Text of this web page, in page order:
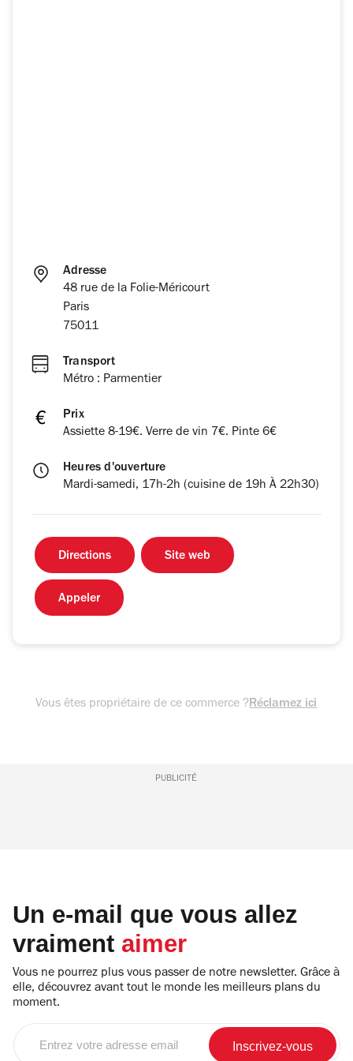
Adresse
48 rue de la Folie-Méricourt
Paris
75011
Transport
Métro : Parmentier
Prix
Assiette 8-19€. Verre de vin 7€. Pinte 6€
Heures d'ouverture
Mardi-samedi, 17h-2h (cuisine de 19h À 22h30)
Directions Site web
Appeler
Vous êtes propriétaire de ce commerce ?Réclamez ici
PUBLICITÉ
Un e-mail que vous allez
vraiment aimer
Vous ne pourrez plus vous passer de notre newsletter. Grâce à
elle, découvrez avant tout le monde les meilleurs plans du
moment.